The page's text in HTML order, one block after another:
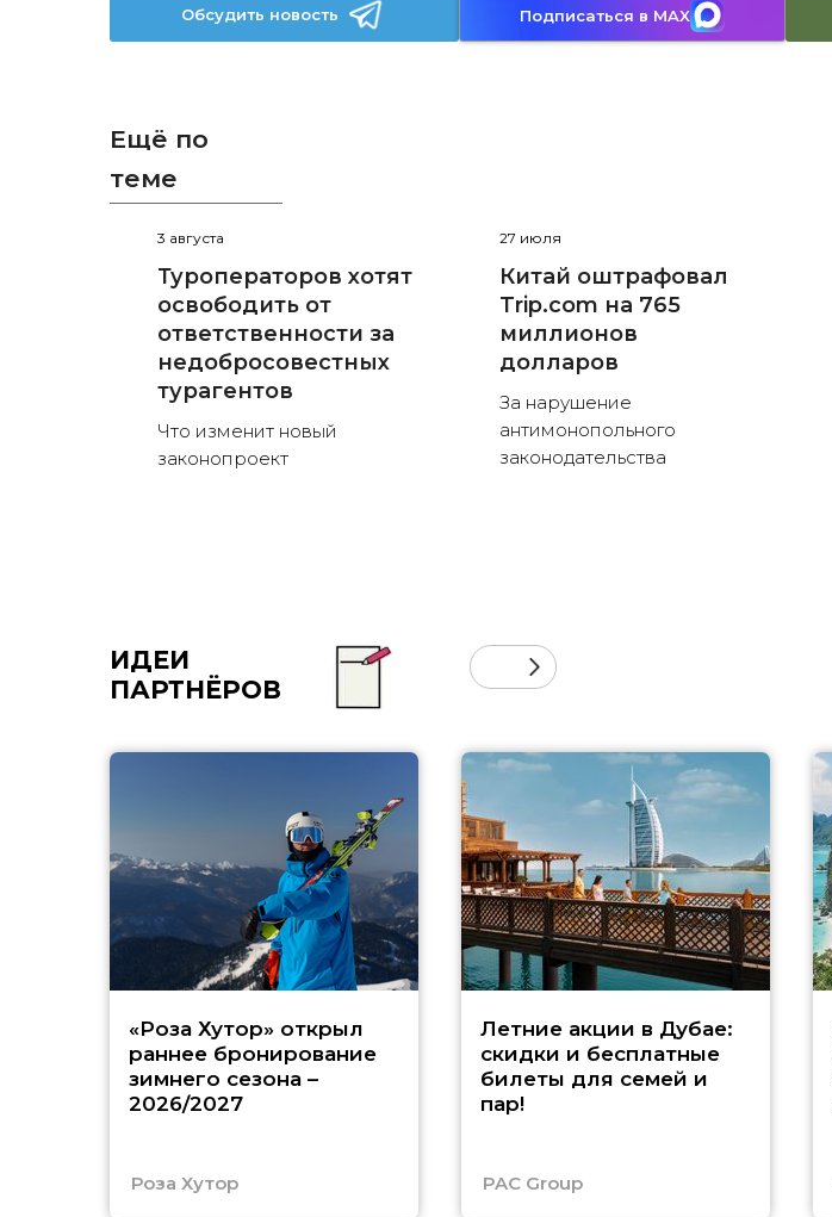
Обсудить новость Подписаться в MAX
Ещё по
теме
3 августа
Туроператоров хотят
освободить от
ответственности за
недобросовестных
турагентов
Что изменит новый
законопроект
27 июля
Китай оштрафовал
Trip.com на 765
миллионов
долларов
За нарушение
антимонопольного
законодательства
ИДЕИ
ПАРТНЁРОВ
«Роза Хутор» открыл
раннее бронирование
зимнего сезона –
2026/2027
Роза Хутор
Летние акции в Дубае:
скидки и бесплатные
билеты для семей и
пар!
PAC Group